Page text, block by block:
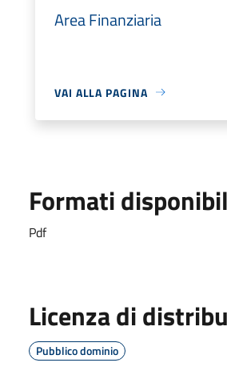
Area Finanziaria
VAI ALLA PAGINA
Formati
Pdf
Licenza di
Pubblico dominio